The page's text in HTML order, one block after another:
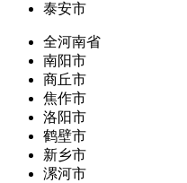
泰安市
全河南省
南阳市
商丘市
焦作市
洛阳市
鹤壁市
新乡市
漯河市